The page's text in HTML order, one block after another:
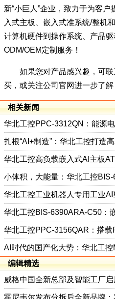
新“小巨人”企业，致力于为客
入式主板、嵌入式准系统/整机
计算机硬件到操作系统、产品
ODM/OEM定制服务！
如果您对产品感兴趣，可联
买，或关注公司官网进一步了解
相关新闻
扎根“AI+制造”：华北工控打造
编辑精选
威格中国全新总部及智能工厂启